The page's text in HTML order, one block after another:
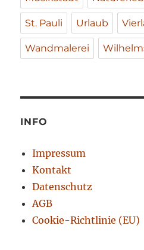
St. Pauli Urlaub
Wandmalerei
INFO
Impressum
Kontakt
Datenschutz
AGB
Cookie-Richtlinie (EU)